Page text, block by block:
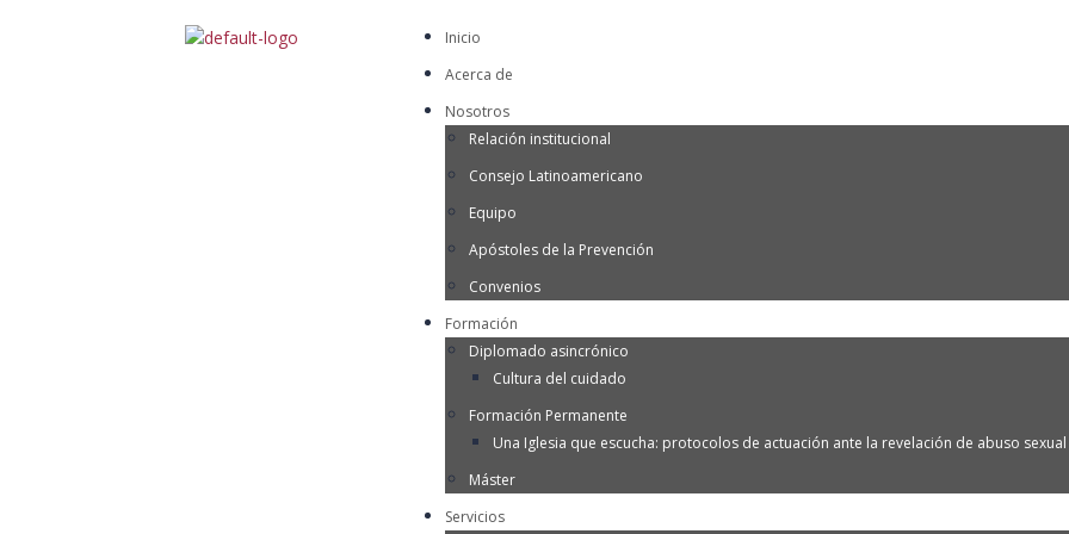
Inicio
Acerca de
Nosotros
Relación institucional
Consejo Latinoamericano
Equipo
Apóstoles de la Prevención
Convenios
Formación
Diplomado asincrónico
Cultura del cuidado
Formación Permanente
Una Iglesia que escucha: protocolos de actuación ante la revelación de abuso
Máster
Servicios